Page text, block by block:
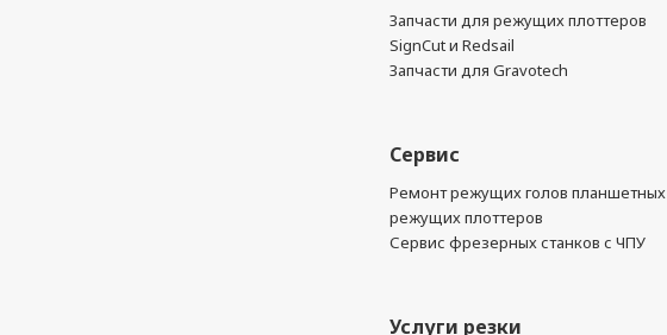
Запчасти для режущих плоттеров
SignCut и Redsail
Запчасти для Gravotech
Сервис
Ремонт режущих голов планшетных
режущих плоттеров
Сервис фрезерных станков с ЧПУ
Услуги резки